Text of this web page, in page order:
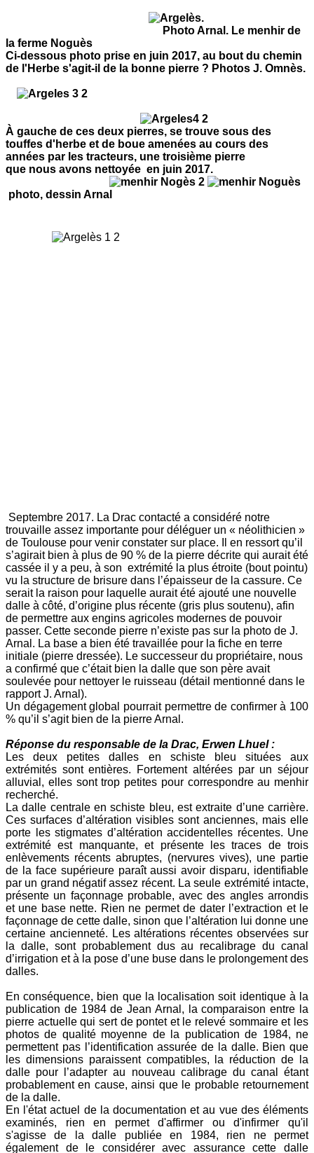
.
Photo Arnal. Le menhir de
la ferme Noguès
Ci-dessous photo prise en juin 2017, au bout du chemin
de l'Herbe s'agit-il de la bonne pierre ? Photos J. Omnès.
À gauche de ces deux pierres, se trouve sous des
touffes d'herbe et de boue amenées au cours des
années par les tracteurs, une troisième pierre
que nous avons nettoyée en juin 2017.
photo, dessin Arnal
Septembre 2017. La Drac contacté a considéré notre
trouvaille assez importante pour déléguer un « néolithicien »
de Toulouse pour venir constater sur place. Il en ressort qu’il
s’agirait bien à plus de 90 % de la pierre décrite qui aurait été
cassée il y a peu, à son extrémité la plus étroite (bout pointu)
vu la structure de brisure dans l’épaisseur de la cassure. Ce
serait la raison pour laquelle aurait été ajouté une nouvelle
dalle à côté, d’origine plus récente (gris plus soutenu), afin
de permettre aux engins agricoles modernes de pouvoir
passer. Cette seconde pierre n’existe pas sur la photo de J.
Arnal. La base a bien été travaillée pour la fiche en terre
initiale (pierre dressée). Le successeur du propriétaire, nous
a confirmé que c’était bien la dalle que son père avait
soulevée pour nettoyer le ruisseau (détail mentionné dans le
rapport J. Arnal).
Un dégagement global pourrait permettre de confirmer à 100
% qu’il s’agit bien de la pierre Arnal.
Réponse du responsable de la Drac, Erwen Lhuel :
Les deux petites dalles en schiste bleu situées aux
extrémités sont entières. Fortement altérées par un séjour
alluvial, elles sont trop petites pour correspondre au menhir
recherché.
La dalle centrale en schiste bleu, est extraite d’une carrière.
Ces surfaces d’altération visibles sont anciennes, mais elle
porte les stigmates d’altération accidentelles récentes. Une
extrémité est manquante, et présente les traces de trois
enlèvements récents abruptes, (nervures vives), une partie
de la face supérieure paraît aussi avoir disparu, identifiable
par un grand négatif assez récent. La seule extrémité intacte,
présente un façonnage probable, avec des angles arrondis
et une base nette. Rien ne permet de dater l’extraction et le
façonnage de cette dalle, sinon que l’altération lui donne une
certaine ancienneté. Les altérations récentes observées sur
la dalle, sont probablement dus au recalibrage du canal
d’irrigation et à la pose d’une buse dans le prolongement des
dalles.
En conséquence, bien que la localisation soit identique à la
publication de 1984 de Jean Arnal, la comparaison entre la
pierre actuelle qui sert de pontet et le relevé sommaire et les
photos de qualité moyenne de la publication de 1984, ne
permettent pas l’identification assurée de la dalle. Bien que
les dimensions paraissent compatibles, la réduction de la
dalle pour l’adapter au nouveau calibrage du canal étant
probablement en cause, ainsi que le probable retournement
de la dalle.
En l'état actuel de la documentation et au vue des éléments
examinés, rien en permet d'affirmer ou d'infirmer qu'il
s'agisse de la dalle publiée en 1984, rien ne permet
également de le considérer avec assurance cette dalle